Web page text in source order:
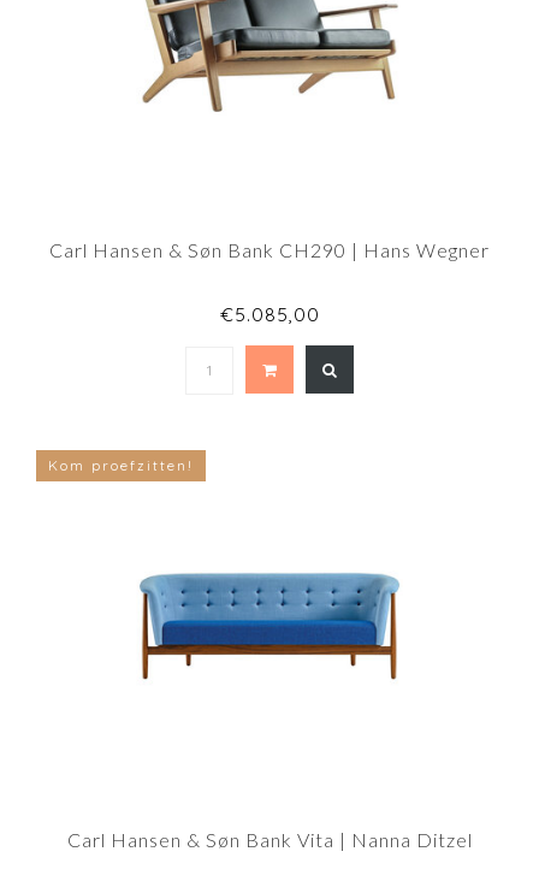
Carl Hansen & Søn Bank CH290 | Hans Wegner
€5.085,00
Kom proefzitten!
Carl Hansen & Søn Bank Vita | Nanna Ditzel